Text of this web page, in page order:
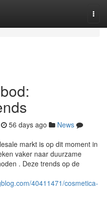
56 days ago
News
markt is op dit moment in
vaker naar duurzame
. Deze trends op de
40411471/cosmetica-